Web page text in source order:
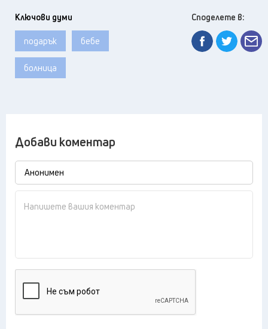
Ключови думи
подарък бебе
болница
Споделете в:
Добави коментар